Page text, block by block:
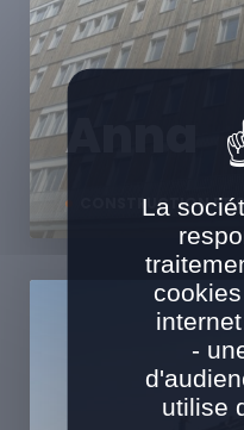
CONSTRUCTION ET
Anna
La
-
utilise